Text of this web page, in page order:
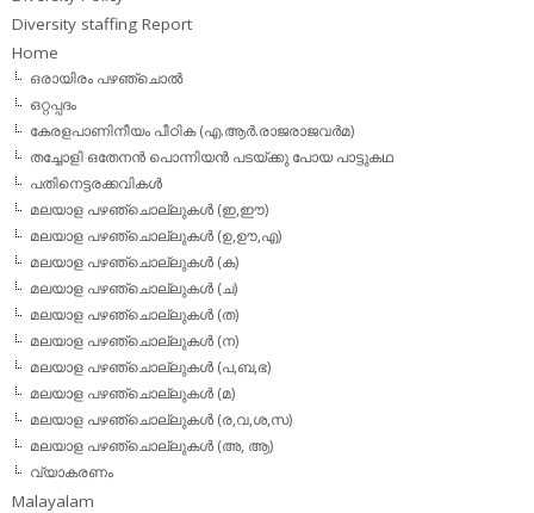
Diversity staffing Report
Home
ഒരായിരം പഴഞ്ചൊല്‍
ഒറ്റപ്പദം
കേരളപാണിനീയം പീഠിക (എ.ആര്‍.രാജരാജവര്‍മ)
തച്ചോളി ഒതേനൻ പൊന്നിയൻ പടയ്‌ക്കു പോയ പാട്ടുകഥ
പതിനെട്ടരക്കവികള്‍
മലയാള പഴഞ്ചൊല്ലുകള്‍ (ഇ,ഈ)
മലയാള പഴഞ്ചൊല്ലുകള്‍ (ഉ,ഊ,എ)
മലയാള പഴഞ്ചൊല്ലുകള്‍ (ക)
മലയാള പഴഞ്ചൊല്ലുകള്‍ (ച)
മലയാള പഴഞ്ചൊല്ലുകള്‍ (ത)
മലയാള പഴഞ്ചൊല്ലുകള്‍ (ന)
മലയാള പഴഞ്ചൊല്ലുകള്‍ (പ,ബ,ഭ)
മലയാള പഴഞ്ചൊല്ലുകള്‍ (മ)
മലയാള പഴഞ്ചൊല്ലുകള്‍ (ര,വ,ശ,സ)
മലയാള പഴഞ്ചൊല്ലുകൾ (അ, ആ)
വ്യാകരണം
Malayalam